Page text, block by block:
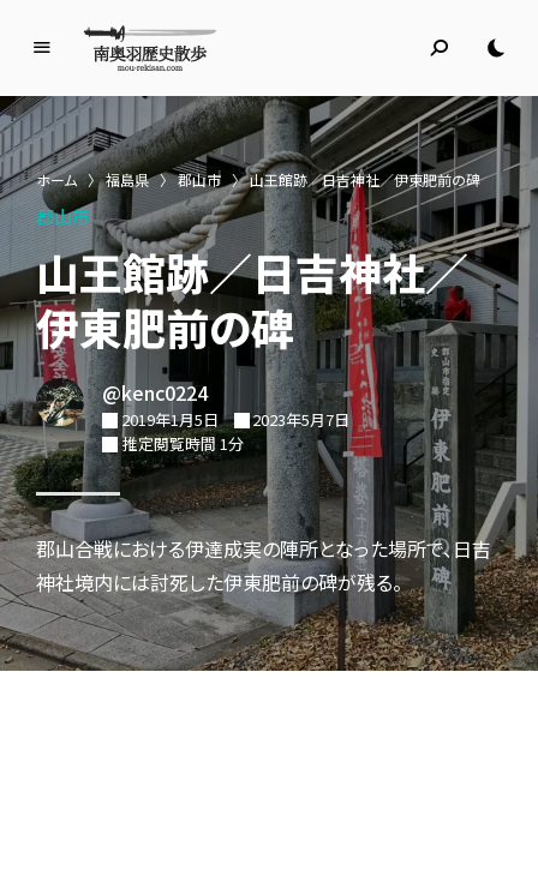
奥
羽
歴
史
散
歩
名所旧跡と館めぐり
ホーム 〉 福島県 〉 郡山市 〉 山王館跡／日吉神社／伊東肥前の碑
郡山市
山王館跡／日吉神社／
伊東肥前の碑
@kenc0224
2019年1月5日
2023年5月7日
推定閲覧時間 1分
郡山合戦における伊達成実の陣所となった場所で、日吉
神社境内には討死した伊東肥前の碑が残る。